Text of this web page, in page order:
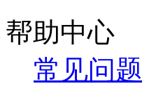
帮助中心
常见问题